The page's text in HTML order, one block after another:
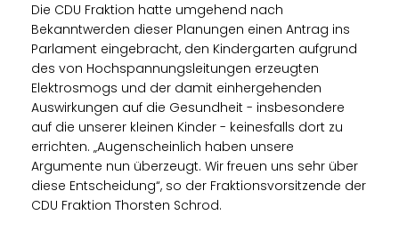
Die CDU Fraktion hatte umgehend nach
Bekanntwerden dieser Planungen einen Antrag ins
Parlament eingebracht, den Kindergarten aufgrund
des von Hochspannungsleitungen erzeugten
Elektrosmogs und der damit einhergehenden
Auswirkungen auf die Gesundheit - insbesondere
auf die unserer kleinen Kinder - keinesfalls dort zu
errichten. „Augenscheinlich haben unsere
Argumente nun überzeugt. Wir freuen uns sehr über
diese Entscheidung“, so der Fraktionsvorsitzende der
CDU Fraktion Thorsten Schrod.